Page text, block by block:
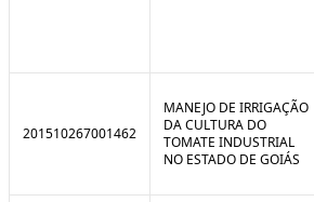
201510267001462
MANEJO DE IRRIGAÇÃO
DA CULTURA DO
TOMATE INDUSTRIAL
NO ESTADO DE GOIÁS